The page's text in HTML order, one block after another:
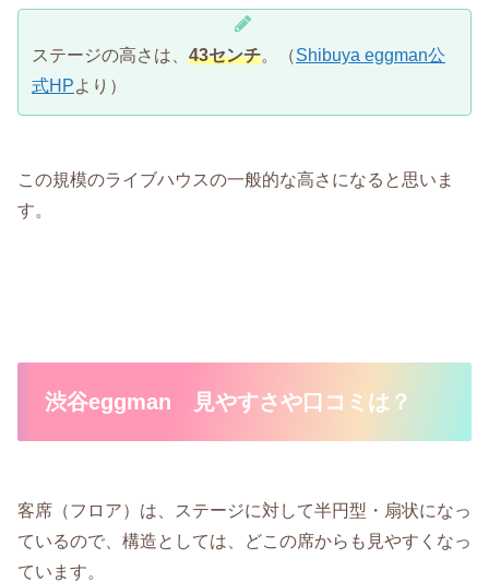
ステージの高さは、 43センチ。（Shibuya eggman公
式HPより）
この規模のライブハウスの一般的な高さになると思いま
す。
渋谷eggman 見やすさや口コミは？
客席（フロア）は、ステージに対して半円型・扇状になっ
ているので、構造としては、どこの席からも見やすくなっ
ています。